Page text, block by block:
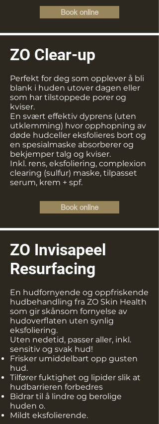
Book online
ZO Clear-up​
Perfekt for deg som opplever å bli
blank i huden utover dagen eller
som har tilstoppede porer og
kviser.
En svært effektiv dyprens (uten
utklemming) hvor opphopning av
døde hudceller eksfolieres bort og
en spesialmaske absorberer og
bekjemper talg og kviser.
Inkl. rens, eksfoliering, complexion
clearing (sulfur) maske, tilpasset
serum, krem + spf.
Book online
ZO Invisapeel
Resurfacing
En hudfornyende og oppfriskende
hudbehandling fra ZO Skin Health
som gir skånsom fornyelse av
hudoverflaten uten synlig
eksfoliering.
Uten nedetid, passer aller, inkl.
sensitiv og svak hud!
Frisker umiddelbart opp gusten
hud.
Tilfører fuktighet og lipider slik at
hudbarrieren forbedres
Bidrar til å lindre og berolige
huden o.
Mildt eksfolierende.